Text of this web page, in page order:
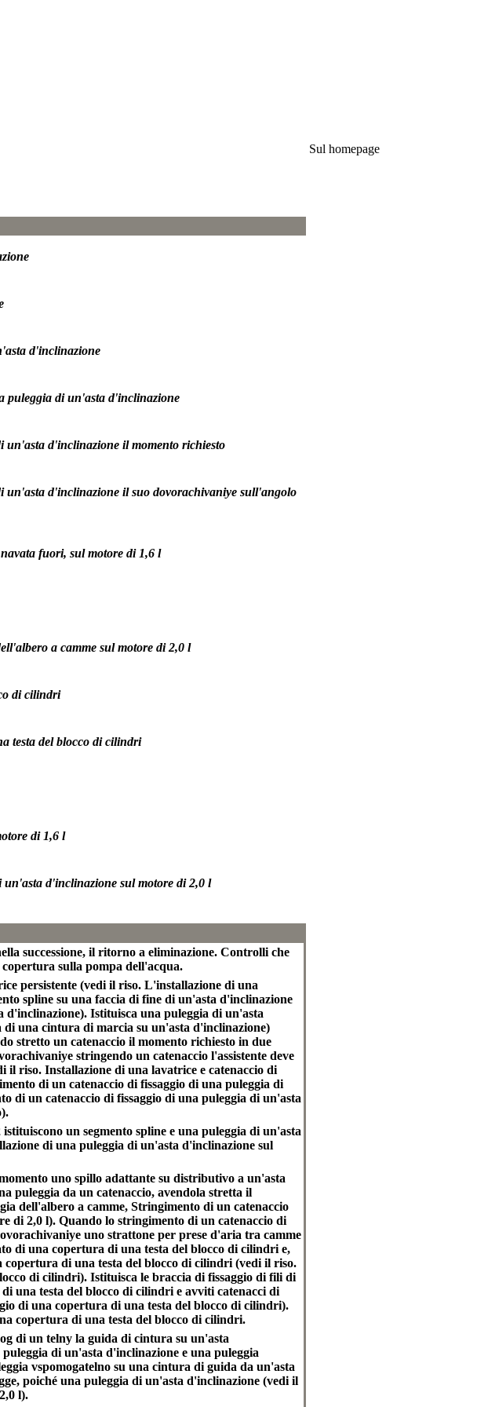
d'inclinazione
puleggia di un'asta d'inclinazione
un'asta d'inclinazione il momento richiesto
d'inclinazione il suo dovorachivaniye sull'angolo
fuori, sul motore di 1,6 l
a camme sul motore di 2,0 l
di cilindri
testa del blocco di cilindri
di 1,6 l
d'inclinazione sul motore di 2,0 l
successione, il ritorno a eliminazione. Controlli che
sulla pompa dell'acqua.
persistente (vedi il riso. L'installazione di una
spline su una faccia di fine di un'asta d'inclinazione
d'inclinazione). Istituisca una puleggia di un'asta
una cintura di marcia su un'asta d'inclinazione)
stretto un catenaccio il momento richiesto in due
stringendo un catenaccio l'assistente deve
il riso. Installazione di una lavatrice e catenaccio di
di un catenaccio di fissaggio di una puleggia di
di un catenaccio di fissaggio di una puleggia di un'asta
un segmento spline e una puleggia di un'asta
di una puleggia di un'asta d'inclinazione sul
uno spillo adattante su distributivo a un'asta
puleggia da un catenaccio, avendola stretta il
dell'albero a camme, Stringimento di un catenaccio
di 2,0 l). Quando lo stringimento di un catenaccio di
uno strattone per prese d'aria tra camme
di una copertura di una testa del blocco di cilindri e,
copertura di una testa del blocco di cilindri (vedi il riso.
di cilindri). Istituisca le braccia di fissaggio di fili di
una testa del blocco di cilindri e avviti catenacci di
di una copertura di una testa del blocco di cilindri).
copertura di una testa del blocco di cilindri.
di un telny la guida di cintura su un'asta
di un'asta d'inclinazione e una puleggia
vspomogatelno su una cintura di guida da un'asta
poiché una puleggia di un'asta d'inclinazione (vedi il
l).
Sul homepage